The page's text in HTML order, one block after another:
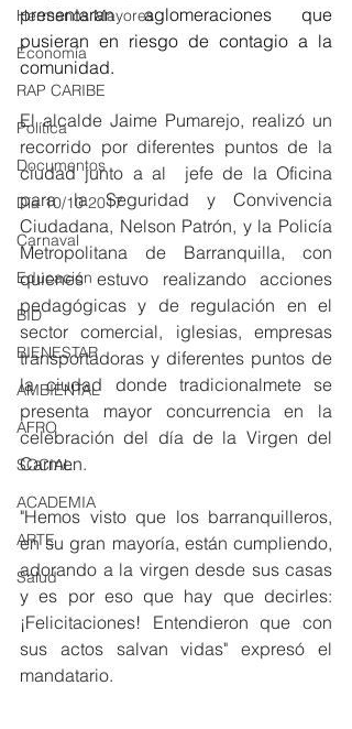
Hermanos Mayores
Economía
RAP CARIBE
Política
Documentos
Día 10/10 2017
Carnaval
Educación
BID
BIENESTAR
AMBIENTAL
AFRO
SOCIAL
ACADEMIA
ARTE
Salud
presentaran aglomeraciones que
pusieran en riesgo de contagio a la
comunidad.
El alcalde Jaime Pumarejo, realizó un
recorrido por diferentes puntos de la
ciudad junto a al  jefe de la Oficina
para la Seguridad y Convivencia
Ciudadana, Nelson Patrón, y la Policía
Metropolitana de Barranquilla, con
quienes estuvo realizando acciones
pedagógicas y de regulación en el
sector comercial, iglesias, empresas
transportadoras y diferentes puntos de
la ciudad donde tradicionalmete se
presenta mayor concurrencia en la
celebración del día de la Virgen del
Carmen.
"Hemos visto que los barranquilleros,
en su gran mayoría, están cumpliendo,
adorando a la virgen desde sus casas
y es por eso que hay que decirles:
¡Felicitaciones! Entendieron que con
sus actos salvan vidas" expresó el
mandatario.